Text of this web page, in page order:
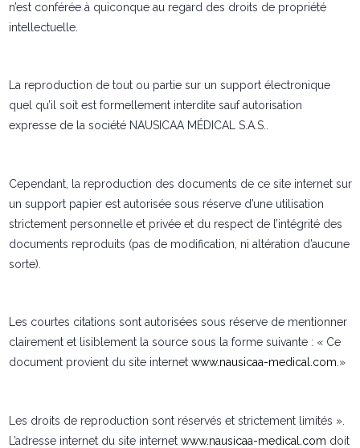
n’est conférée à quiconque au regard des droits de propriété
intellectuelle.
La reproduction de tout ou partie sur un support électronique
quel qu’il soit est formellement interdite sauf autorisation
expresse de la société NAUSICAA MÉDICAL S.A.S..
Cependant, la reproduction des documents de ce site internet sur
un support papier est autorisée sous réserve d’une utilisation
strictement personnelle et privée et du respect de l’intégrité des
documents reproduits (pas de modification, ni altération d’aucune
sorte).
Les courtes citations sont autorisées sous réserve de mentionner
clairement et lisiblement la source sous la forme suivante : « Ce
document provient du site internet www.nausicaa-medical.com .»
Les droits de reproduction sont réservés et strictement limités ».
L’adresse internet du site internet www.nausicaa-medical.com doit